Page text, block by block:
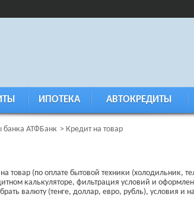
ИПОТЕКА АВТОКРЕДИТЫ
банка АТФБанк Кредит на товар
товар (по оплате бытовой техники (холодильник,
калькуляторе, фильтрация условий и
валюту (тенге, доллар, евро, рубль), условия и